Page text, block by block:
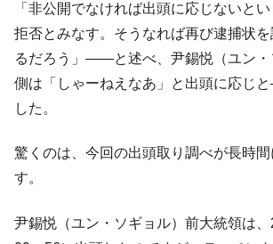
た ⇒ 国家が行った恐るべき株価操作であ
断
『Money1』
韓国･警察職員が「丸刈り
動」
『Money1』
『Money1』
韓国製造業「半導体絶好
種は全般的「不調」⇒ PSIが示す現況は決
ン』1人当たり賠償10万ウォンを認定 ⇒
「非公開でなければ出頭に応じないと
拒否とみなす。そうなれば再び逮捕状
るだろう」――と述べ、尹錫悦（ユン・
側は「しゃーねえなあ」と出頭に応じ
した。
驚くのは、今回の出頭取り調べが長時
す。
尹錫悦（ユン・ソギョル）前大統領は